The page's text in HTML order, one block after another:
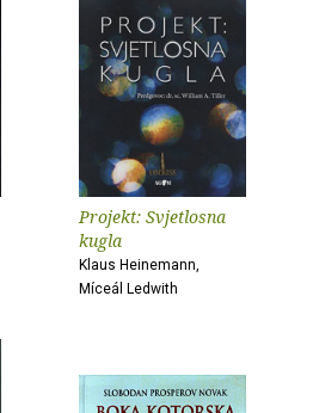
Projekt: Svjetlosna
kugla
Klaus Heinemann,
Míceál Ledwith